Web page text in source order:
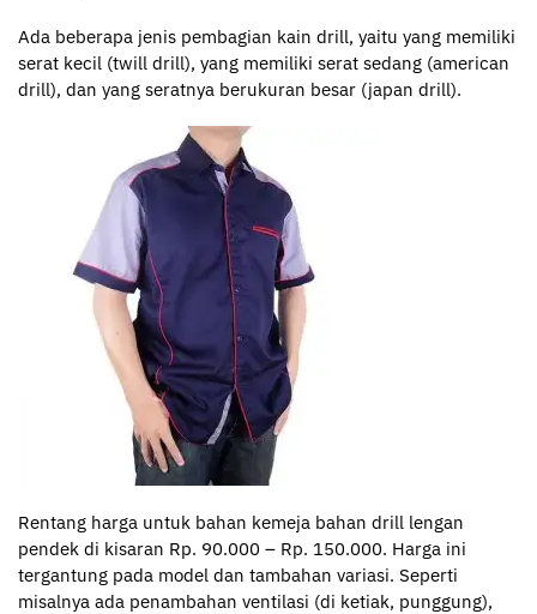
Ada beberapa jenis pembagian kain drill, yaitu yang memiliki
serat kecil (twill drill), yang memiliki serat sedang (american
drill), dan yang seratnya berukuran besar (japan drill).
Rentang harga untuk bahan kemeja bahan drill lengan
pendek di kisaran Rp. 90.000 – Rp. 150.000. Harga ini
tergantung pada model dan tambahan variasi. Seperti
misalnya ada penambahan ventilasi (di ketiak, punggung),